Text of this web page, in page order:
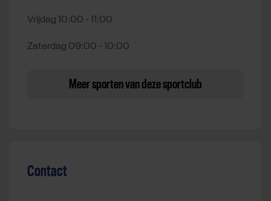
Vrijdag 10:00 - 11:00
Zaterdag 09:00 - 10:00
Meer sporten van deze sportclub
Contact